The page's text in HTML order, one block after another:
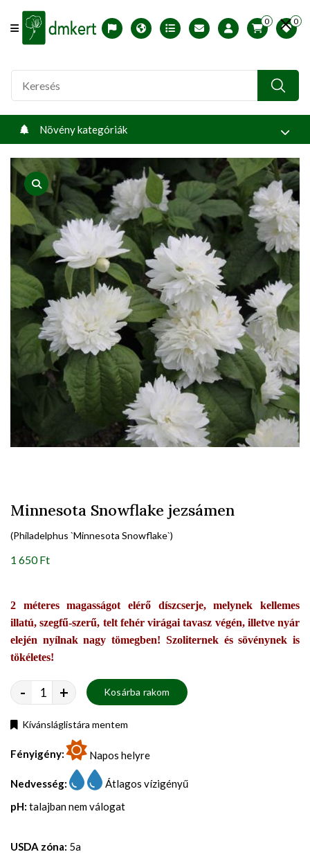
Offcanvas Menu Open
English version
Télállósági zónák
Nyomtatható ABC árjegyzék
Profilom
0 0
Növény kategóriák
product view
Minnesota Snowflake jezsámen
(Philadelphus `Minnesota Snowflake`)
1 650 Ft
2 méteres magasságot elérő díszcserje, melynek kellemes
illatú, szegfű-szerű, telt fehér virágai tavasz végén, illetve nyár
elején nyílnak nagy tömegben! Szoliternek és sövénynek is
tökéletes!
- + Kosárba rakom
Kívánsláglistára mentem
Fényigény: Napos helyre
Nedvesség:
Átlagos vízigényű
pH: talajban nem válogat
USDA zóna: 5a